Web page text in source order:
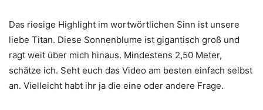
Das riesige Highlight im wortwörtlichen Sinn ist unsere
liebe Titan. Diese Sonnenblume ist gigantisch groß und
ragt weit über mich hinaus. Mindestens 2,50 Meter,
schätze ich. Seht euch das Video am besten einfach selbst
an. Vielleicht habt ihr ja die eine oder andere Frage.